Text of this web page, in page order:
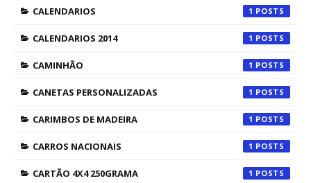
CALENDARIOS 1
CALENDARIOS 2014 1
CAMINHÃO 1
CANETAS PERSONALIZADAS 1
CARIMBOS DE MADEIRA 1
CARROS NACIONAIS 1
CARTÃO 4X4 250GRAMA 1